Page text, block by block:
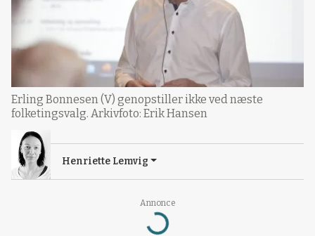
Annonce
Loading...
Erling Bonnesen (V) genopstiller ikke ved næste
folketingsvalg. Arkivfoto: Erik Hansen
Henriette Lemvig